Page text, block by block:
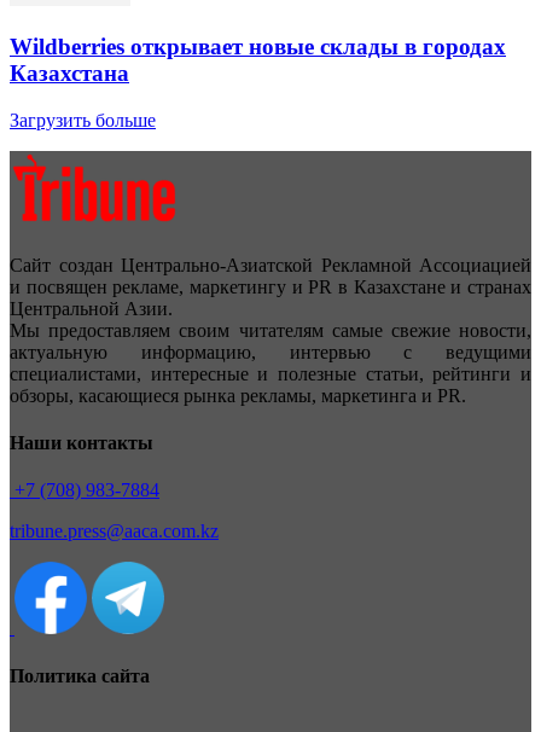
Wildberries открывает новые склады в городах
Казахстана
Загрузить больше
Сайт создан Центрально-Азиатской Рекламной Ассоциацией
и посвящен рекламе, маркетингу и PR в Казахстане и странах
Центральной Азии.
Мы предоставляем своим читателям самые свежие новости,
актуальную информацию, интервью с ведущими
специалистами, интересные и полезные статьи, рейтинги и
обзоры, касающиеся рынка рекламы, маркетинга и PR.
Наши контакты
+7 (708) 983-7884
tribune.press@aaca.com.kz
Политика сайта